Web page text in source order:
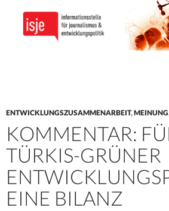
ENTWICKLUNGSZUSAMMENARBEIT,MEINUNG
KOMMENTAR:
TÜRKIS-GRÜNER
EINE BILANZ